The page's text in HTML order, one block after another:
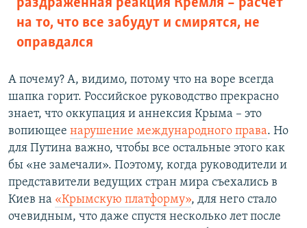
раздраженная реакция Кремля – расчет
на то, что все забудут и смирятся, не
оправдался
А почему? А, видимо, потому что на воре всегда
шапка горит. Российское руководство прекрасно
знает, что оккупация и аннексия Крыма – это
вопиющее нарушение международного права. Но
для Путина важно, чтобы все остальные этого как
бы «не замечали». Поэтому, когда руководители и
представители ведущих стран мира съехались в
Киев на «Крымскую платформу», для него стало
очевидным, что даже спустя несколько лет после